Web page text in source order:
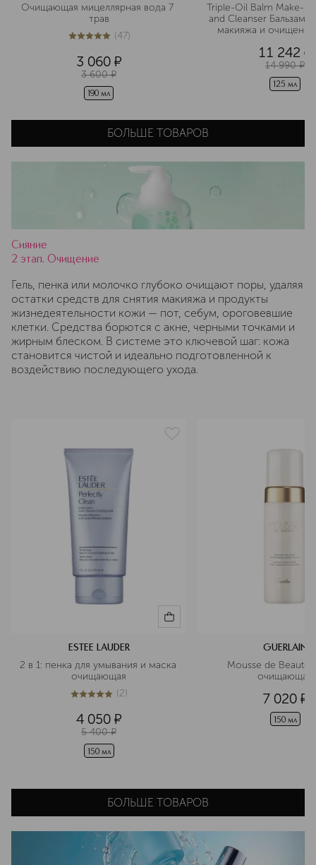
Очищающая мицеллярная вода 7
трав
4.9из547 (47)
3 060 ¤
3 600 ¤
190 мл
Triple-Oil Balm Make-
and Cleanser Бальзам
макияжа и
11 242 ¤
14 990 ¤
125 мл
БОЛЬШЕ ТОВАРОВ
Сияние
2 этап. Очищение
Гель, пенка или молочко глубоко очищают поры, удаляя
остатки средств для снятия макияжа и продукты
жизнедеятельности кожи — пот, себум, ороговевшие
клетки. Средства борются с акне, черными точками и
жирным блеском. В системе это ключевой шаг: кожа
становится чистой и идеально подготовленной к
воздействию последующего ухода.
ESTEE LAUDER
2 в 1: пенка для умывания и маска
очищающая
5из 52 (2)
4 050 ¤
5 400 ¤
150 мл
GUERLAIN
Mousse de Beaute
очищающая
7 020 ¤
150 мл
БОЛЬШЕ ТОВАРОВ